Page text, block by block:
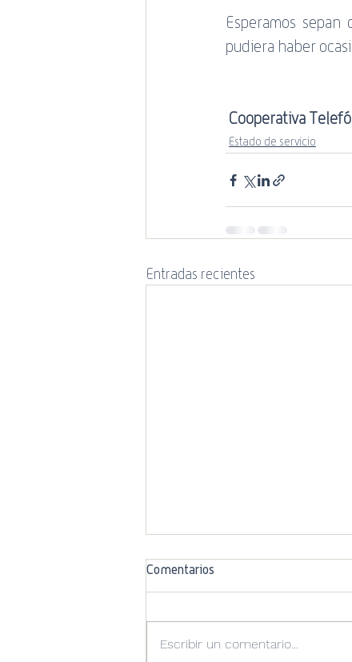
Mundial de Rugby
Esperamos
pudiera haber
Cooperativa
Estado de servicio
Entradas recientes
Comentarios
Escribir un comentario...